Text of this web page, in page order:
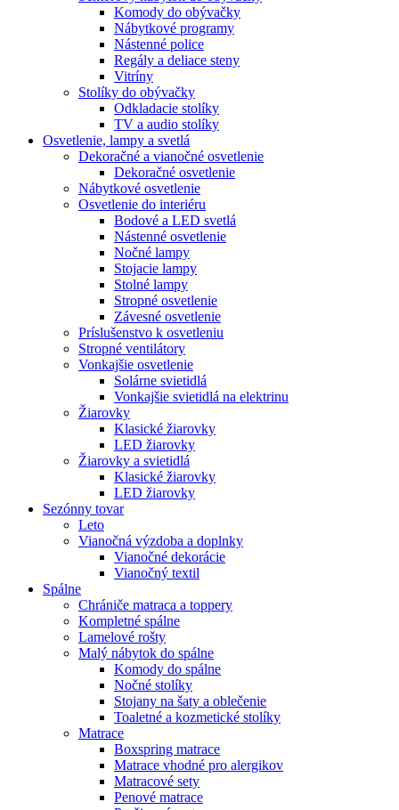
Komody do obývačky
Nábytkové programy
Nástenné police
Regály a deliace steny
Vitríny
Stolíky do obývačky
Odkladacie stolíky
TV a audio stolíky
Osvetlenie, lampy a svetlá
Dekoračné a vianočné osvetlenie
Dekoračné osvetlenie
Nábytkové osvetlenie
Osvetlenie do interiéru
Bodové a LED svetlá
Nástenné osvetlenie
Nočné lampy
Stojacie lampy
Stolné lampy
Stropné osvetlenie
Závesné osvetlenie
Príslušenstvo k osvetleniu
Stropné ventilátory
Vonkajšie osvetlenie
Solárne svietidlá
Vonkajšie svietidlá na elektrinu
Žiarovky
Klasické žiarovky
LED žiarovky
Žiarovky a svietidlá
Klasické žiarovky
LED žiarovky
Sezónny tovar
Leto
Vianočná výzdoba a doplnky
Vianočné dekorácie
Vianočný textil
Spálne
Chrániče matraca a toppery
Kompletné spálne
Lamelové rošty
Malý nábytok do spálne
Komody do spálne
Nočné stolíky
Stojany na šaty a oblečenie
Toaletné a kozmetické stolíky
Matrace
Boxspring matrace
Matrace vhodné pro alergikov
Matracové sety
Penové matrace